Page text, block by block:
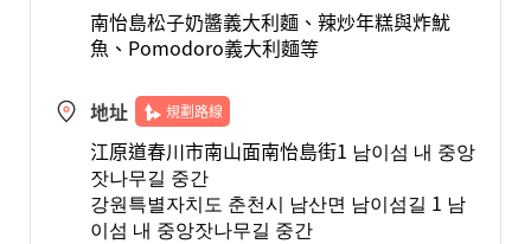
南怡島松子奶醬義大利麵、辣炒年糕與炸魷
魚、Pomodoro義大利麵等
地址 規劃路線
江原道春川市南山面南怡島街1 남이섬 내 중앙
잣나무길 중간
강원특별자치도 춘천시 남산면 남이섬길 1 남
이섬 내 중앙잣나무길 중간